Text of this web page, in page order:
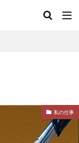
私の仕事